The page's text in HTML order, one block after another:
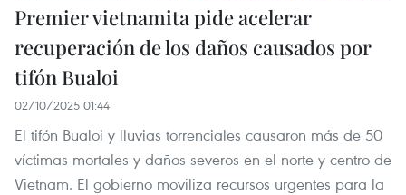
Premier vietnamita pide acelerar
recuperación de los daños causados por
tifón Bualoi
02/10/2025 01:44
El tifón Bualoi y lluvias torrenciales causaron más de 50
víctimas mortales y daños severos en el norte y centro de
Vietnam. El gobierno moviliza recursos urgentes para la